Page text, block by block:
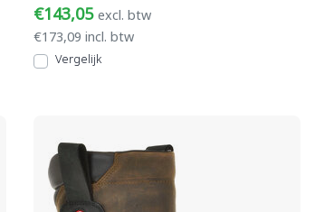
€143,05 excl. btw
€173,09 incl. btw
Vergelijk